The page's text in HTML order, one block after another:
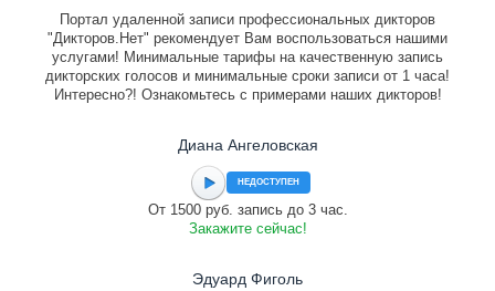
Портал удаленной записи профессиональных дикторов
"Дикторов.Нет" рекомендует Вам воспользоваться нашими
услугами! Минимальные тарифы на качественную запись
дикторских голосов и минимальные сроки записи от 1 часа!
Интересно?! Ознакомьтесь с примерами наших дикторов!
Диана Ангеловская
НЕДОСТУПЕН
От 1500 руб. запись до 3 час.
Закажите сейчас!
Эдуард Фиголь